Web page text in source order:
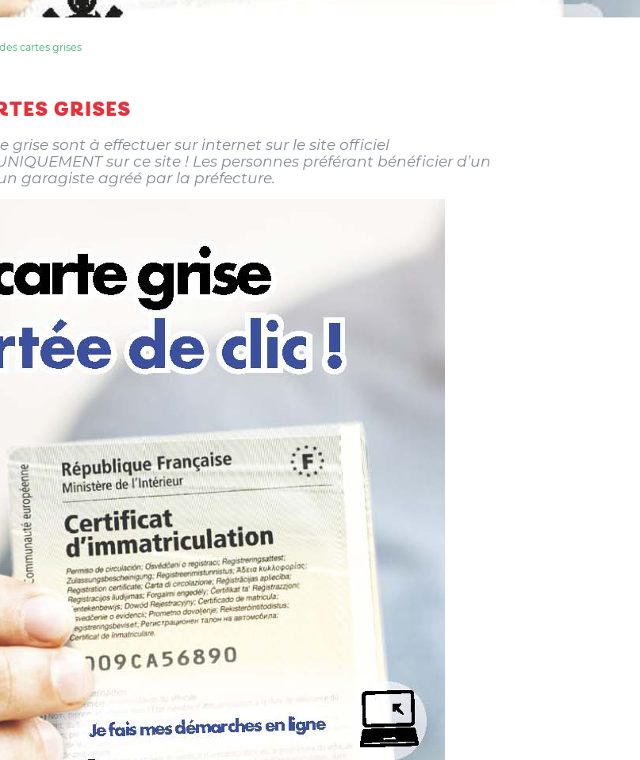
cartes grises
GRISES
grise sont à effectuer sur internet sur le site officiel
sur ce site ! Les personnes préférant bénéficier d’un
garagiste agréé par la préfecture.